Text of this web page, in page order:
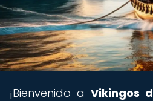
¡Bienvenido a Vikingos